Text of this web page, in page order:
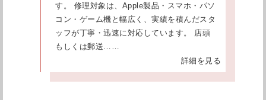
す。 修理対象は、Apple製品・スマホ・パソ
コン・ゲーム機と幅広く、実績を積んだスタ
ッフが丁寧・迅速に対応しています。 店頭
もしくは郵送……
詳細を見る